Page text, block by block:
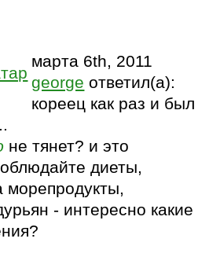
марта 6th, 2011
george ответил(а):
кореец как раз и был
не тянет? и это
диеты,
морепродукты,
- интересно какие